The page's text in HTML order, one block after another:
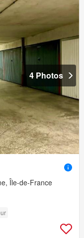
4 Photos
Île-de-France